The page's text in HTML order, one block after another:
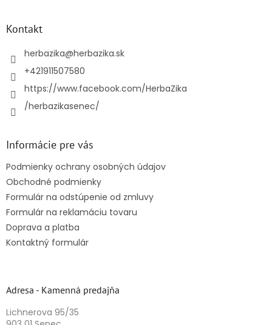
Kontakt
herbazika@herbazika.sk
+421911507580
https://www.facebook.com/HerbaZika
/herbazikasenec/
Informácie pre vás
Podmienky ochrany osobných údajov
Obchodné podmienky
Formulár na odstúpenie od zmluvy
Formulár na reklamáciu tovaru
Doprava a platba
Kontaktný formulár
Adresa - Kamenná predajňa
Lichnerova 95/35